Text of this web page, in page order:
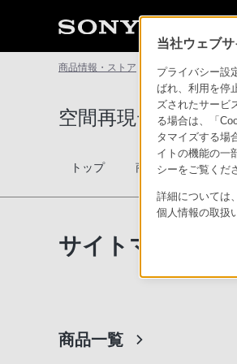
商品情報・ストア 空間再現ディス
空間再現ディスプ
トップ 商品一覧 比較
サイトマップ
商品一覧
当社ウェブ
プライバシー設
ばれ、利用を停
ズされたサービ
る場合は、「
タマイズする場
イトの機能の一
シーをご覧くだ
詳細については
個人情報の取扱